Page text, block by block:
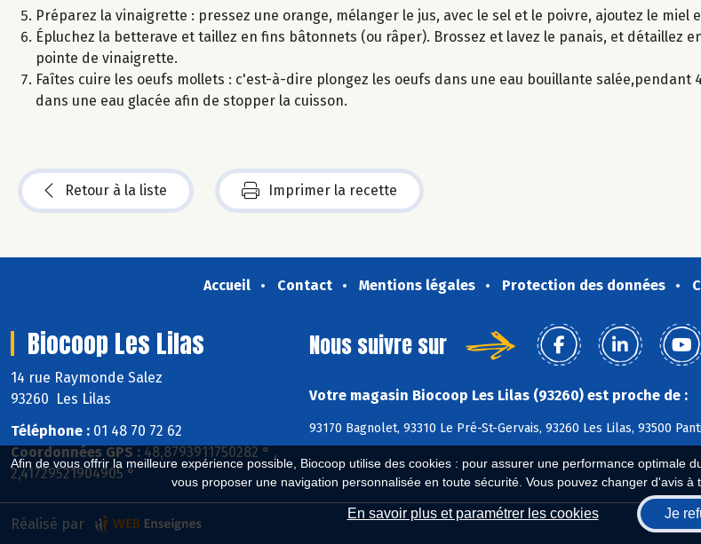
Afin de vous offrir la meilleure expérience possible, Biocoop utilise des cookies : pour assurer une performance optimale
vous proposer une navigation personnalisée en toute sécurité. Vous pouvez changer d'avis
En savoir plus et paramétrer les cookies Je
Préparez la vinaigrette : pressez une orange, mélanger le jus, avec le sel et le poivre, ajoutez le miel
Épluchez la betterave et taillez en fins bâtonnets (ou râper). Brossez et lavez le panais, et détaillez
pointe de vinaigrette.
Faîtes cuire les oeufs mollets : c'est-à-dire plongez les oeufs dans une eau bouillante salée,pendant
dans une eau glacée afin de stopper la cuisson.
Retour à la liste Imprimer la recette
Accueil Contact Mentions légales Protection des données
Biocoop Les Lilas
14 rue Raymonde Salez
93260 Les Lilas
Téléphone : 01 48 70 72 62
Coordonnées GPS : 48,8793911750282 ° ,
2,41729521904905 °
Nous suivre sur
Votre magasin Biocoop Les Lilas (93260) est proche de :
93170 Bagnolet, 93310 Le Pré-St-Gervais, 93260 Les Lilas, 93500
Réalisé par